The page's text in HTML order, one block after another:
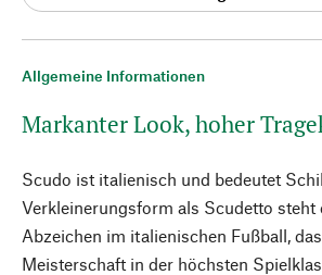
Allgemeine Informationen
Markanter Look, hoher
Scudo ist italienisch und bedeutet
Verkleinerungsform als Scudetto steht
Abzeichen im italienischen Fußball,
Meisterschaft in der höchsten